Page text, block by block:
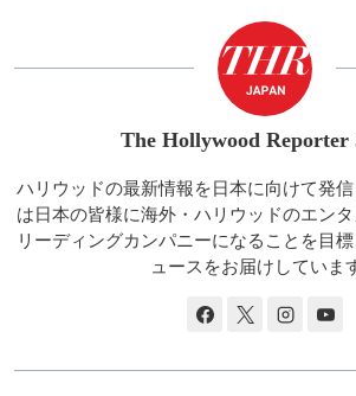
The Hollywood Reporter
ハリウッドの最新情報を日本に向けて発
は日本の皆様に海外・ハリウッドのエン
リーディングカンパニーになることを目
ュースをお届けしていま